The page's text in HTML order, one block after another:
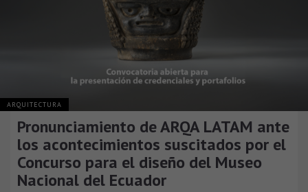
ARQUITECTURA
Pronunciamiento de ARQA LATAM ante
los acontecimientos suscitados por el
Concurso para el diseño del Museo
Nacional del Ecuador